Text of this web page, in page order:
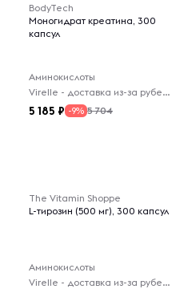
BodyTech
Моногидрат креатина, 300
капсул
Аминокислоты
Virelle - доставка из-за рубежа
5 185 -9% 5 704
The Vitamin Shoppe
L-тирозин (500 мг), 300 капсул
Аминокислоты
Virelle - доставка из-за рубежа